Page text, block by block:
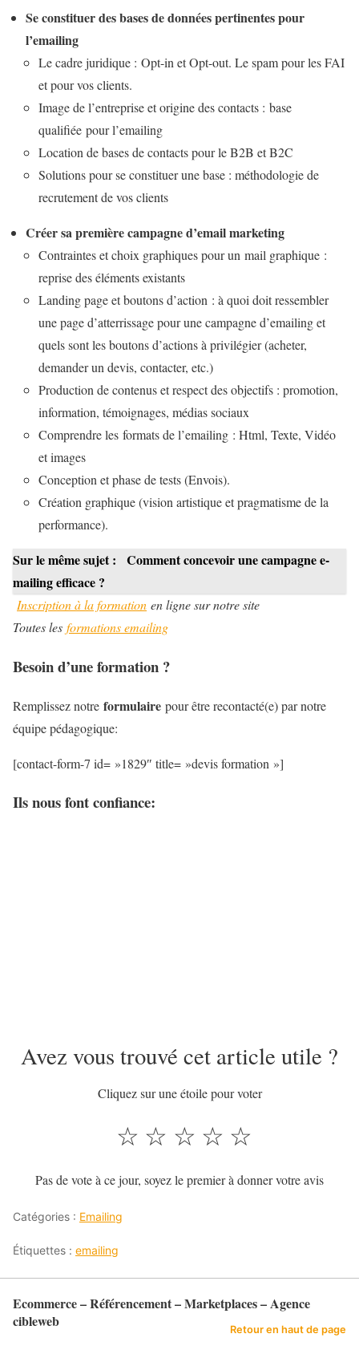
Se constituer des bases de données pertinentes pour
l’emailing
Le cadre juridique : Opt-in et Opt-out. Le spam pour les FAI
et pour vos clients.
Image de l’entreprise et origine des contacts : base
qualifiée pour l’emailing
Location de bases de contacts pour le B2B et B2C
Solutions pour se constituer une base : méthodologie de
recrutement de vos clients
Créer sa première campagne d’email marketing
Contraintes et choix graphiques pour un mail graphique :
reprise des éléments existants
Landing page et boutons d’action : à quoi doit ressembler
une page d’atterrissage pour une campagne d’emailing et
quels sont les boutons d’actions à privilégier (acheter,
demander un devis, contacter, etc.)
Production de contenus et respect des objectifs : promotion,
information, témoignages, médias sociaux
Comprendre les formats de l’emailing : Html, Texte, Vidéo
et images
Conception et phase de tests (Envois).
Création graphique (vision artistique et pragmatisme de la
performance).
Sur le même sujet :
Comment concevoir une campagne e-
mailing efficace ?
Inscription à la formation en ligne sur notre site
Toutes les formations emailing
Besoin d’une formation ?
Remplissez notre formulaire pour être recontacté(e) par notre
équipe pédagogique:
[contact-form-7 id= »1829″ title= »devis formation »]
Ils nous font confiance:
Avez vous trouvé cet article utile ?
Cliquez sur une étoile pour voter
☆
☆
☆
☆
☆
Pas de vote à ce jour, soyez le premier à donner votre avis
Catégories : Emailing
Étiquettes : emailing
Ecommerce – Référencement – Marketplaces – Agence
cibleweb
Retour en haut de page